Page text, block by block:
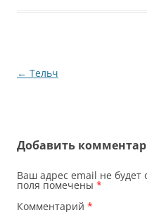
Навигация
← Тельч
Добавить
Ваш адрес email не будет
поля помечены *
Комментарий *